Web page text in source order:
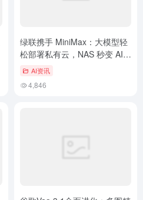
绿联携手 MiniMax：大模型轻
松部署私有云，NAS 秒变 AI
助手！
AI资讯
4,846